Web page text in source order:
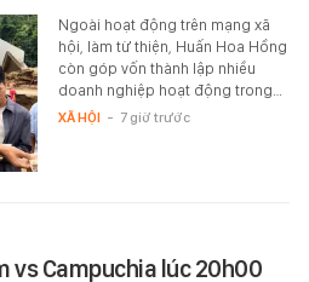
Ngoài hoạt động trên mạng xã
hội, làm từ thiện, Huấn Hoa Hồng
còn góp vốn thành lập nhiều
doanh nghiệp hoạt động trong…
XÃ HỘI - 7 giờ trước
vs Campuchia lúc 20h00